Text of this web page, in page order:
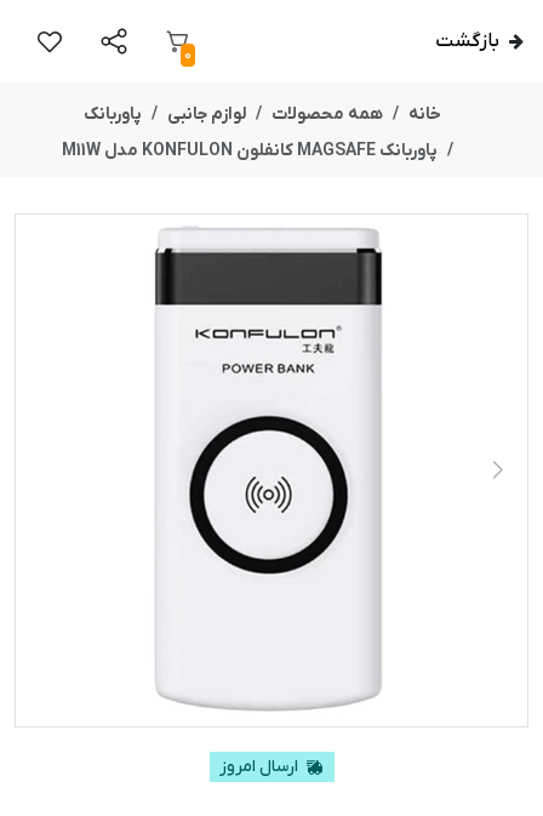
بازگشت
0
خانه همه محصولات لوازم جانبی
پاوربانک
پاوربانک MAGSAFE کانفلون KONFULON مدل M11W
ارسال امروز